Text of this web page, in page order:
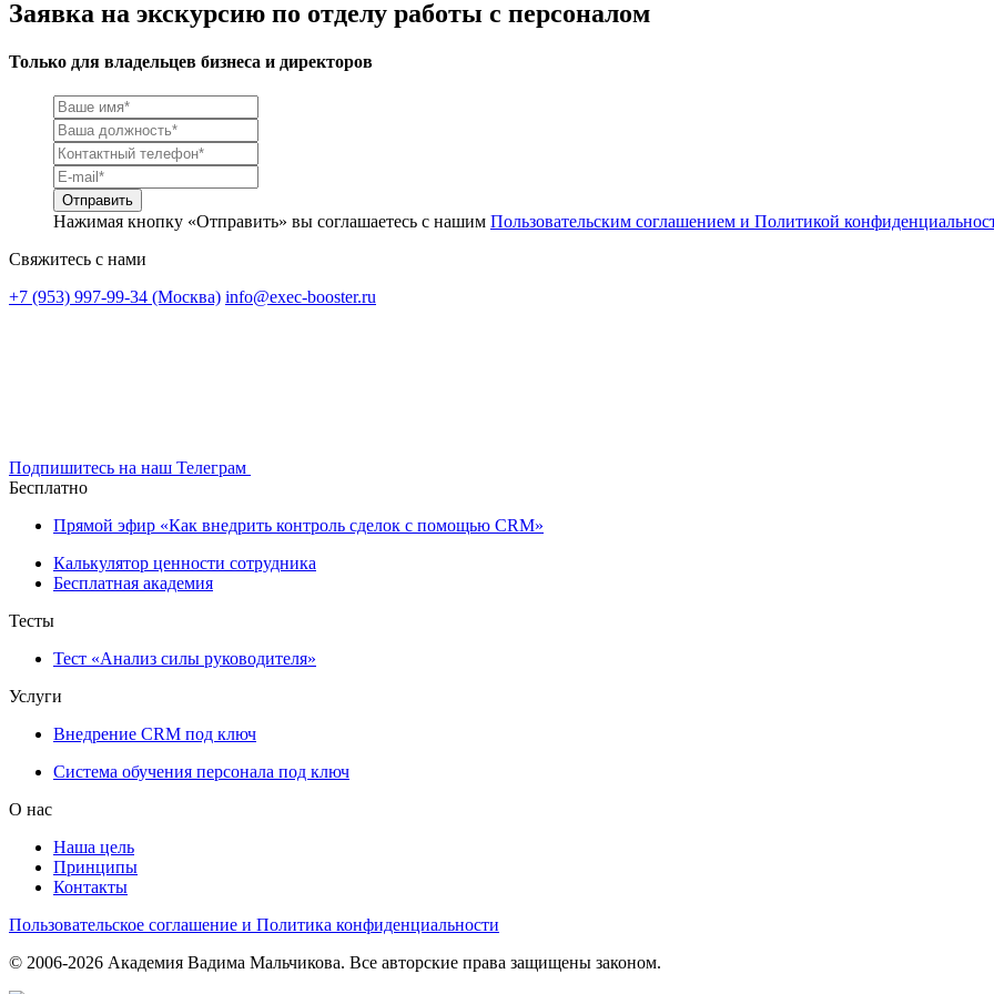
Заявка на экскурсию по отделу работы с персоналом
Только для владельцев бизнеса и директоров
Нажимая кнопку «Отправить» вы соглашаетесь с нашим Пользовательским соглашением и Политикой
Свяжитесь с нами
+7 (953) 997-99-34 (Москва) info@exec-booster.ru
Подпишитесь на наш Телеграм
Бесплатно
Прямой эфир «Как внедрить контроль сделок с помощью CRM»
Калькулятор ценности сотрудника
Бесплатная академия
Тесты
Тест «Анализ силы руководителя»
Услуги
Внедрение CRM под ключ
Система обучения персонала под ключ
О нас
Наша цель
Принципы
Контакты
Пользовательское соглашение и Политика конфиденциальности
© 2006-2026 Академия Вадима Мальчикова. Все авторские права защищены законом.